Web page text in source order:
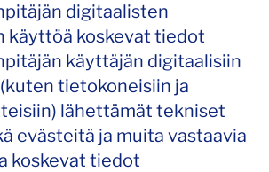
digitaalisten
käyttöä koskevat tiedot
käyttäjän digitaalisiin
tietokoneisiin ja
lähettämät tekniset
evästeitä ja muita vastaavia
koskevat tiedot